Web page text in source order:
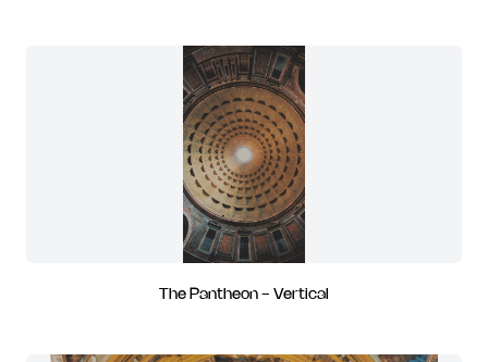
The Pantheon - Vertical